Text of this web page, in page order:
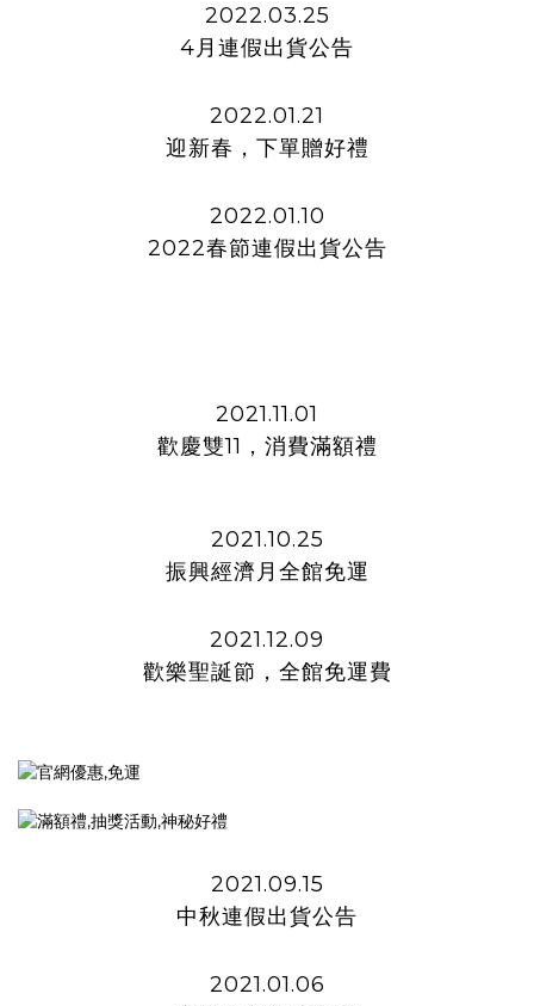
2022.03.25
4月連假出貨公告
2022.01.21
迎新春，下單贈好禮
2022.01.10
2022春節連假出貨公告
2021.11.01
歡慶雙11，消費滿額禮
2021.10.25
振興經濟月全館免運
2021.12.09
歡樂聖誕節，全館免運費
2021.09.15
中秋連假出貨公告
2021.01.06